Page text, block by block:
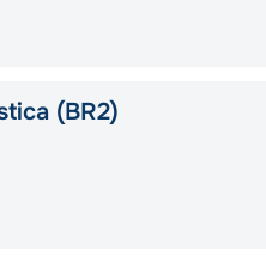
(BR2)